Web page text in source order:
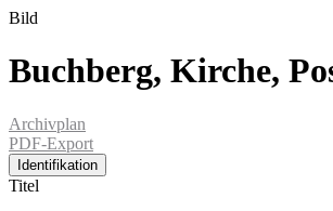
Bild
Buchberg, Kirche,
Archivplan
PDF-Export
Identifikation
Titel